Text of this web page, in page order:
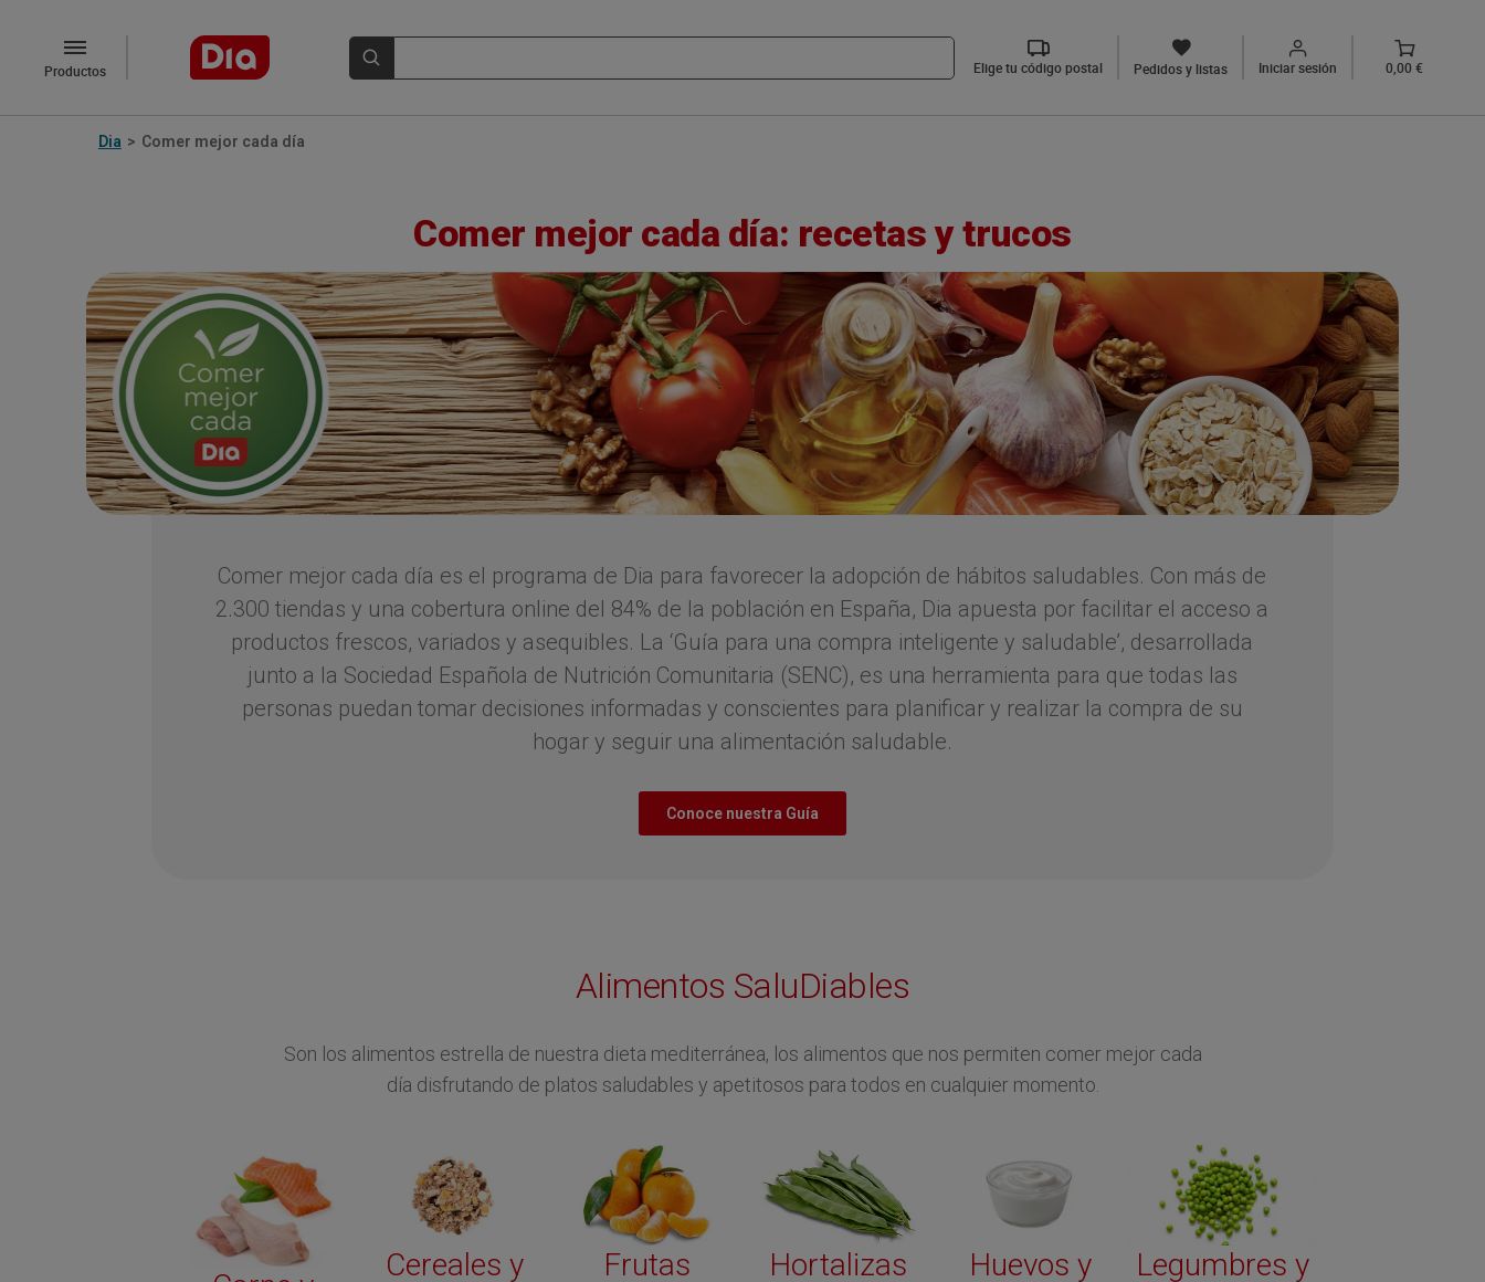
Productos Elige tu código postal Pedidos y listas Iniciar sesión 0,00 €
Dia > Comer mejor cada día
Comer mejor cada día: recetas y trucos
Comer mejor cada día es el programa de Dia para favorecer la adopción de hábitos saludables. Con más de
2.300 tiendas y una cobertura online del 84% de la población en España, Dia apuesta por facilitar el acceso a
productos frescos, variados y asequibles. La ‘Guía para una compra inteligente y saludable’, desarrollada
junto a la Sociedad Española de Nutrición Comunitaria (SENC), es una herramienta para que todas las
personas puedan tomar decisiones informadas y conscientes para planificar y realizar la compra de su
hogar y seguir una alimentación saludable.
Conoce nuestra Guía
Alimentos SaluDiables
Son los alimentos estrella de nuestra dieta mediterránea, los alimentos que nos permiten comer mejor cada
día disfrutando de platos saludables y apetitosos para todos en cualquier momento.
Cereales y
Frutas Hortalizas
Huevos y
Legumbres y